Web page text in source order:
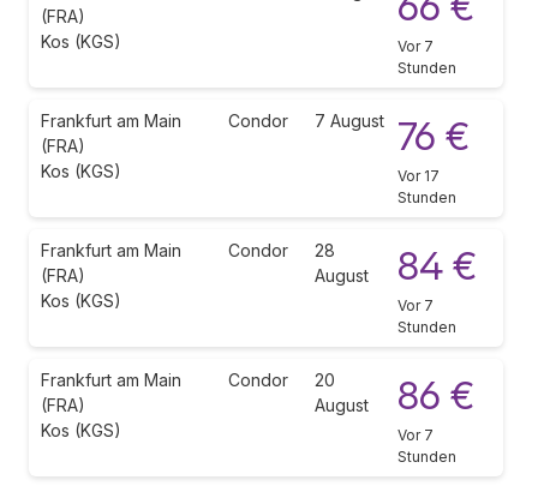
(FRA)
Kos (KGS)
Vor 7
Stunden
Frankfurt am Main
(FRA)
Kos (KGS)
Condor 7 August 76 €
Vor 17
Stunden
Frankfurt am Main
(FRA)
Kos (KGS)
Condor
28
August
84 €
Vor 7
Stunden
Frankfurt am Main
(FRA)
Kos (KGS)
Condor
20
August
86 €
Vor 7
Stunden